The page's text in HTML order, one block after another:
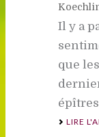
Il y a
que
épîtres
LIRE